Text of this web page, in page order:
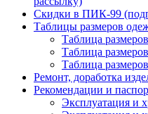
Скидки в ПИК-99
Таблицы размеров
Таблица
Таблица
Таблица
Ремонт, доработка
Рекомендации и
Эксплуатация и